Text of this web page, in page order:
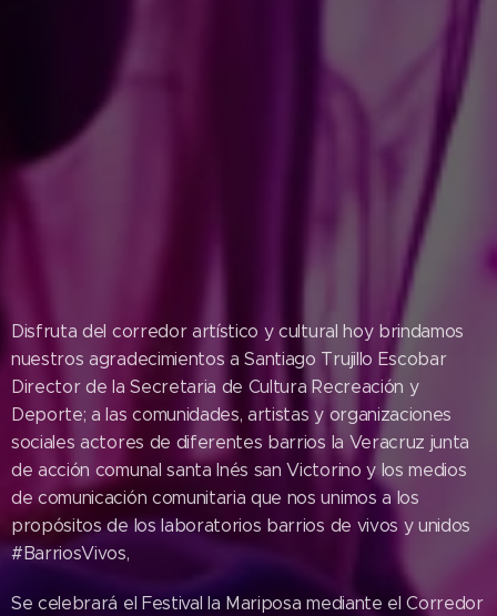
Disfruta del corredor artístico y cultural hoy brindamos
nuestros agradecimientos a Santiago Trujillo Escobar
Director de la Secretaria de Cultura Recreación y
Deporte; a las comunidades, artistas y organizaciones
sociales actores de diferentes barrios la Veracruz junta
de acción comunal santa Inés san Victorino y los medios
de comunicación comunitaria que nos unimos a los
propósitos de los laboratorios barrios de vivos y unidos
#BarriosVivos,
Se celebrará el Festival la Mariposa mediante el Corredor